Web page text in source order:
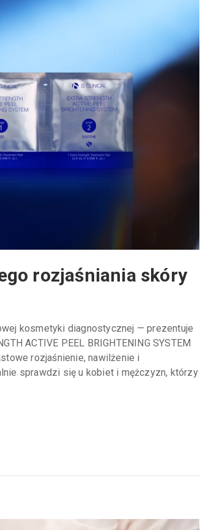
rozjaśniania skóry
kosmetyki diagnostycznej — prezentuje
ACTIVE PEEL BRIGHTENING SYSTEM
rozjaśnienie, nawilżenie i
sprawdzi się u kobiet i mężczyzn, którzy